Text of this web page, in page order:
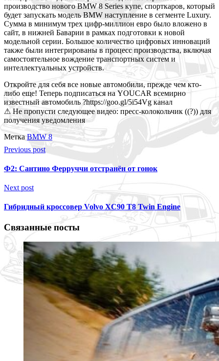
производство нового BMW 8 Series купе, спорткаров, который
будет запускать модель BMW наступление в сегменте Luxury.
Сумма в минимум трех цифр-миллион евро было вложено в
сайт, в нижней Баварии в рамках подготовки к новой
модельной серии. Большое количество цифровых инноваций
также были интегрированы в процесс производства, включая
самостоятельное вождение транспортных систем и
интеллектуальных устройств.
Откройте для себя все новые автомобили, прежде чем кто-
либо еще! Теперь подписаться на YOUCAR всемирно
известный автомобиль ?https://goo.gl/5i54Vg канал
⚠ Не пропусти следующее видео: пресс-колокольчик ((?)) для
получения уведомления
Метка BMW 8
Previous post
Ф2: Сантино Ферруччи отстранён от гонок
Next post
Гибридный кроссовер Volvo XC90 T8 Twin Engine
Связанные посты